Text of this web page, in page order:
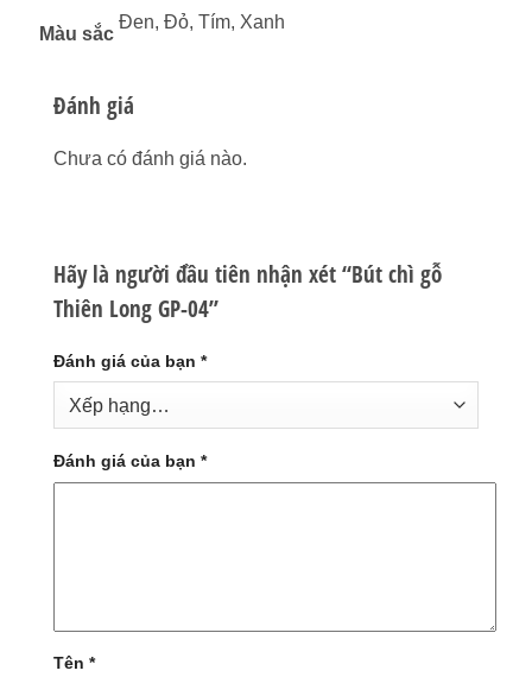
Màu sắc
Đen, Đỏ, Tím, Xanh
Đánh giá
Chưa có đánh giá nào.
Hãy là người đầu tiên nhận xét “Bút chì gỗ
Thiên Long GP-04”
Đánh giá của bạn *
Đánh giá của bạn *
Tên *